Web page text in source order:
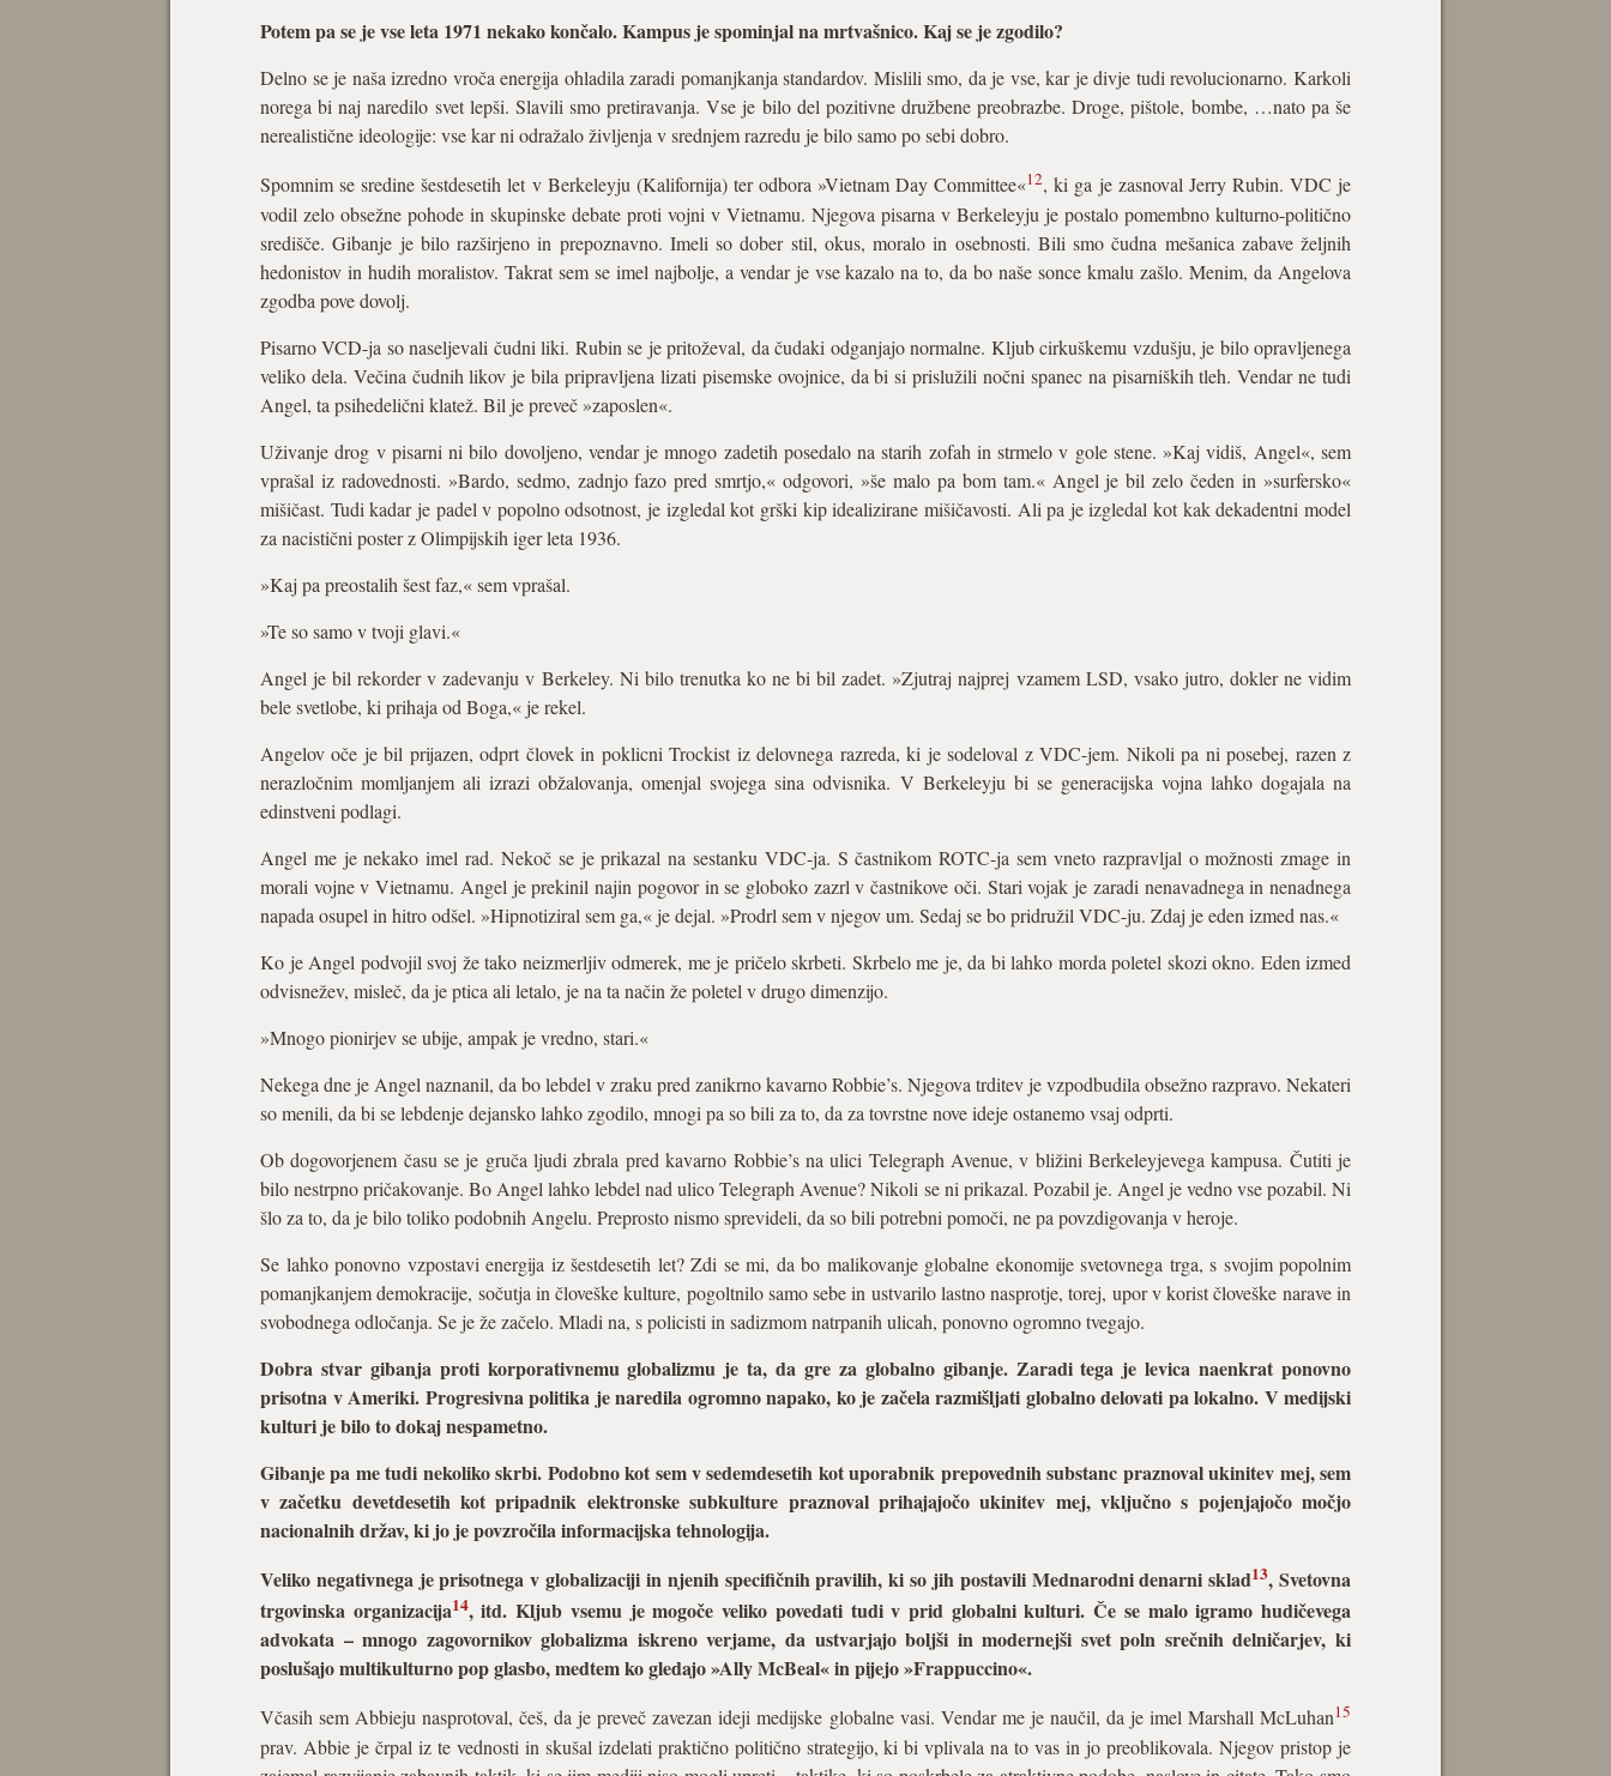
Potem pa se je vse leta 1971 nekako končalo. Kampus je spominjal na mrtvašnico. Kaj se je zgodilo?
Delno se je naša izredno vroča energija ohladila zaradi pomanjkanja standardov. Mislili smo, da je vse, kar je divje tudi revolucionarno. Karkoli
norega bi naj naredilo svet lepši. Slavili smo pretiravanja. Vse je bilo del pozitivne družbene preobrazbe. Droge, pištole, bombe, …nato pa še
nerealistične ideologije: vse kar ni odražalo življenja v srednjem razredu je bilo samo po sebi dobro.
Spomnim se sredine šestdesetih let v Berkeleyju (Kalifornija) ter odbora »Vietnam Day Committee«12, ki ga je zasnoval Jerry Rubin. VDC je
vodil zelo obsežne pohode in skupinske debate proti vojni v Vietnamu. Njegova pisarna v Berkeleyju je postalo pomembno kulturno-politično
središče. Gibanje je bilo razširjeno in prepoznavno. Imeli so dober stil, okus, moralo in osebnosti. Bili smo čudna mešanica zabave željnih
hedonistov in hudih moralistov. Takrat sem se imel najbolje, a vendar je vse kazalo na to, da bo naše sonce kmalu zašlo. Menim, da Angelova
zgodba pove dovolj.
Pisarno VCD-ja so naseljevali čudni liki. Rubin se je pritoževal, da čudaki odganjajo normalne. Kljub cirkuškemu vzdušju, je bilo opravljenega
veliko dela. Večina čudnih likov je bila pripravljena lizati pisemske ovojnice, da bi si prislužili nočni spanec na pisarniških tleh. Vendar ne tudi
Angel, ta psihedelični klatež. Bil je preveč »zaposlen«.
Uživanje drog v pisarni ni bilo dovoljeno, vendar je mnogo zadetih posedalo na starih zofah in strmelo v gole stene. »Kaj vidiš, Angel«, sem
vprašal iz radovednosti. »Bardo, sedmo, zadnjo fazo pred smrtjo,« odgovori, »še malo pa bom tam.« Angel je bil zelo čeden in »surfersko«
mišičast. Tudi kadar je padel v popolno odsotnost, je izgledal kot grški kip idealizirane mišičavosti. Ali pa je izgledal kot kak dekadentni model
za nacistični poster z Olimpijskih iger leta 1936.
»Kaj pa preostalih šest faz,« sem vprašal.
»Te so samo v tvoji glavi.«
Angel je bil rekorder v zadevanju v Berkeley. Ni bilo trenutka ko ne bi bil zadet. »Zjutraj najprej vzamem LSD, vsako jutro, dokler ne vidim
bele svetlobe, ki prihaja od Boga,« je rekel.
Angelov oče je bil prijazen, odprt človek in poklicni Trockist iz delovnega razreda, ki je sodeloval z VDC-jem. Nikoli pa ni posebej, razen z
nerazločnim momljanjem ali izrazi obžalovanja, omenjal svojega sina odvisnika. V Berkeleyju bi se generacijska vojna lahko dogajala na
edinstveni podlagi.
Angel me je nekako imel rad. Nekoč se je prikazal na sestanku VDC-ja. S častnikom ROTC-ja sem vneto razpravljal o možnosti zmage in
morali vojne v Vietnamu. Angel je prekinil najin pogovor in se globoko zazrl v častnikove oči. Stari vojak je zaradi nenavadnega in nenadnega
napada osupel in hitro odšel. »Hipnotiziral sem ga,« je dejal. »Prodrl sem v njegov um. Sedaj se bo pridružil VDC-ju. Zdaj je eden izmed nas.«
Ko je Angel podvojil svoj že tako neizmerljiv odmerek, me je pričelo skrbeti. Skrbelo me je, da bi lahko morda poletel skozi okno. Eden izmed
odvisnežev, misleč, da je ptica ali letalo, je na ta način že poletel v drugo dimenzijo.
»Mnogo pionirjev se ubije, ampak je vredno, stari.«
Nekega dne je Angel naznanil, da bo lebdel v zraku pred zanikrno kavarno Robbie’s. Njegova trditev je vzpodbudila obsežno razpravo. Nekateri
so menili, da bi se lebdenje dejansko lahko zgodilo, mnogi pa so bili za to, da za tovrstne nove ideje ostanemo vsaj odprti.
Ob dogovorjenem času se je gruča ljudi zbrala pred kavarno Robbie’s na ulici Telegraph Avenue, v bližini Berkeleyjevega kampusa. Čutiti je
bilo nestrpno pričakovanje. Bo Angel lahko lebdel nad ulico Telegraph Avenue? Nikoli se ni prikazal. Pozabil je. Angel je vedno vse pozabil. Ni
šlo za to, da je bilo toliko podobnih Angelu. Preprosto nismo sprevideli, da so bili potrebni pomoči, ne pa povzdigovanja v heroje.
Se lahko ponovno vzpostavi energija iz šestdesetih let? Zdi se mi, da bo malikovanje globalne ekonomije svetovnega trga, s svojim popolnim
pomanjkanjem demokracije, sočutja in človeške kulture, pogoltnilo samo sebe in ustvarilo lastno nasprotje, torej, upor v korist človeške narave in
svobodnega odločanja. Se je že začelo. Mladi na, s policisti in sadizmom natrpanih ulicah, ponovno ogromno tvegajo.
Dobra stvar gibanja proti korporativnemu globalizmu je ta, da gre za globalno gibanje. Zaradi tega je levica naenkrat ponovno
prisotna v Ameriki. Progresivna politika je naredila ogromno napako, ko je začela razmišljati globalno delovati pa lokalno. V medijski
kulturi je bilo to dokaj nespametno.
Gibanje pa me tudi nekoliko skrbi. Podobno kot sem v sedemdesetih kot uporabnik prepovednih substanc praznoval ukinitev mej, sem
v začetku devetdesetih kot pripadnik elektronske subkulture praznoval prihajajočo ukinitev mej, vključno s pojenjajočo močjo
nacionalnih držav, ki jo je povzročila informacijska tehnologija.
Veliko negativnega je prisotnega v globalizaciji in njenih specifičnih pravilih, ki so jih postavili Mednarodni denarni sklad13, Svetovna
trgovinska organizacija14, itd. Kljub vsemu je mogoče veliko povedati tudi v prid globalni kulturi. Če se malo igramo hudičevega
advokata – mnogo zagovornikov globalizma iskreno verjame, da ustvarjajo boljši in modernejši svet poln srečnih delničarjev, ki
poslušajo multikulturno pop glasbo, medtem ko gledajo »Ally McBeal« in pijejo »Frappuccino«.
Včasih sem Abbieju nasprotoval, češ, da je preveč zavezan ideji medijske globalne vasi. Vendar me je naučil, da je imel Marshall McLuhan15
prav. Abbie je črpal iz te vednosti in skušal izdelati praktično politično strategijo, ki bi vplivala na to vas in jo preoblikovala. Njegov pristop je